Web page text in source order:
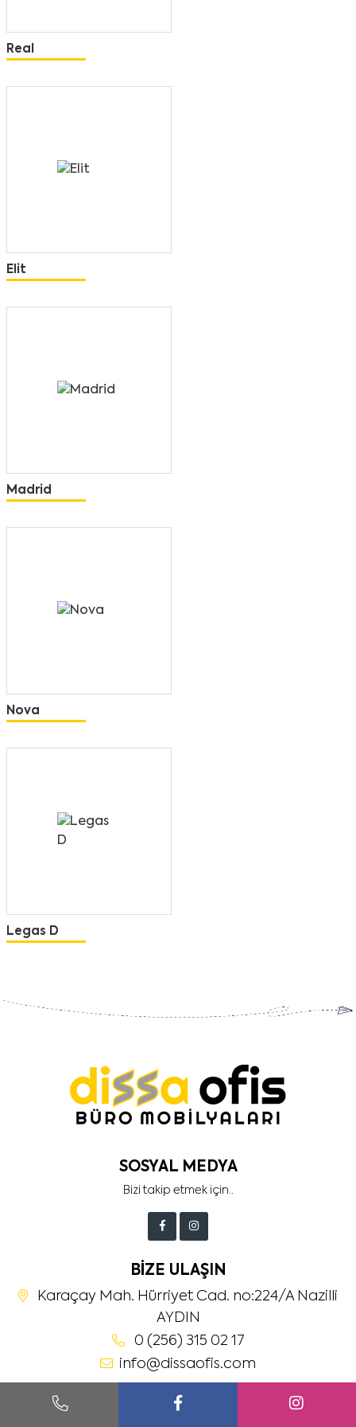
Real
Elit
Madrid
Nova
Legas D
SOSYAL MEDYA
Bizi takip etmek için..
BIZE ULAŞIN
Karaçay Mah. Hürriyet Cad. no:224/A Nazilli
AYDIN
0 (256) 315 02 17
info@dissaofis.com